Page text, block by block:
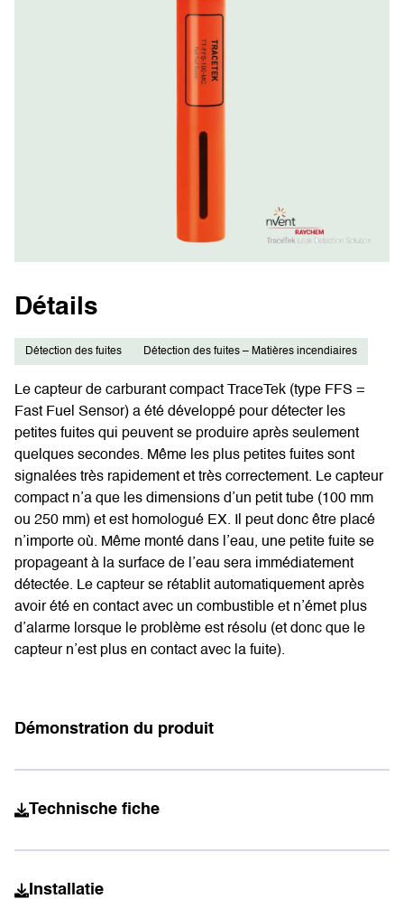
Détails
Détection des fuites Détection des fuites – Matières incendiaires
Le capteur de carburant compact TraceTek (type FFS =
Fast Fuel Sensor) a été développé pour détecter les
petites fuites qui peuvent se produire après seulement
quelques secondes. Même les plus petites fuites sont
signalées très rapidement et très correctement. Le capteur
compact n’a que les dimensions d’un petit tube (100 mm
ou 250 mm) et est homologué EX. Il peut donc être placé
n’importe où. Même monté dans l’eau, une petite fuite se
propageant à la surface de l’eau sera immédiatement
détectée. Le capteur se rétablit automatiquement après
avoir été en contact avec un combustible et n’émet plus
d’alarme lorsque le problème est résolu (et donc que le
capteur n’est plus en contact avec la fuite).
Démonstration du produit
Technische fiche
Installatie